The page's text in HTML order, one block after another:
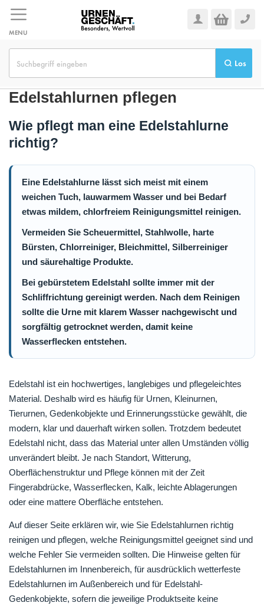
Inhalt
springen
MENU
Los
Edelstahlurnen pflegen
Wie pflegt man eine Edelstahlurne
richtig?
Eine Edelstahlurne lässt sich meist mit einem
weichen Tuch, lauwarmem Wasser und bei Bedarf
etwas mildem, chlorfreiem Reinigungsmittel reinigen.
Vermeiden Sie Scheuermittel, Stahlwolle, harte
Bürsten, Chlorreiniger, Bleichmittel, Silberreiniger
und säurehaltige Produkte.
Bei gebürstetem Edelstahl sollte immer mit der
Schliffrichtung gereinigt werden. Nach dem Reinigen
sollte die Urne mit klarem Wasser nachgewischt und
sorgfältig getrocknet werden, damit keine
Wasserflecken entstehen.
Edelstahl ist ein hochwertiges, langlebiges und pflegeleichtes
Material. Deshalb wird es häufig für Urnen, Kleinurnen,
Tierurnen, Gedenkobjekte und Erinnerungsstücke gewählt, die
modern, klar und dauerhaft wirken sollen. Trotzdem bedeutet
Edelstahl nicht, dass das Material unter allen Umständen völlig
unverändert bleibt. Je nach Standort, Witterung,
Oberflächenstruktur und Pflege können mit der Zeit
Fingerabdrücke, Wasserflecken, Kalk, leichte Ablagerungen
oder eine mattere Oberfläche entstehen.
Auf dieser Seite erklären wir, wie Sie Edelstahlurnen richtig
reinigen und pflegen, welche Reinigungsmittel geeignet sind und
welche Fehler Sie vermeiden sollten. Die Hinweise gelten für
Edelstahlurnen im Innenbereich, für ausdrücklich wetterfeste
Edelstahlurnen im Außenbereich und für Edelstahl-
Gedenkobjekte, sofern die jeweilige Produktseite keine